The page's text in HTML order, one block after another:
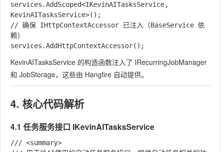
services.AddScoped<IKevinAITasksService,
KevinAITasksService>();
// 确保 IHttpContextAccessor 已注入（BaseService 依
赖）
KevinAITasksService 的构造函数注入了 IRecurringJobManager
和 JobStorage，这些由 Hangfire 自动提供。
4. 核心代码解析
4.1 任务服务接口 IKevinAITasksService
/// <summary>